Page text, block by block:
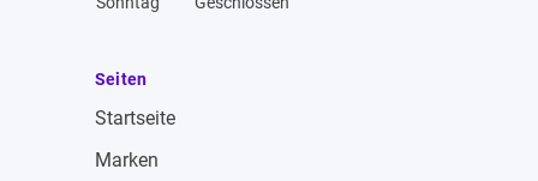
Seiten
Startseite
Marken